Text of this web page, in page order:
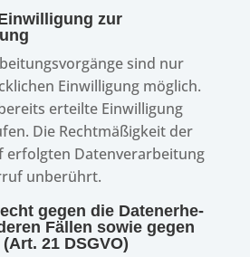
zur
sind nur
Einwil­li­gung möglich.
erteilte Einwil­li­gung
Die Recht­mä­ßig­keit der
erfolg­ten Daten­ver­ar­bei­tung
unberührt.
gegen die Daten­er­he­
Fällen sowie gegen
21 DSGVO)